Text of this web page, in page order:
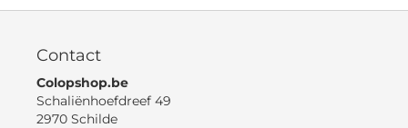
Contact
Colopshop.be
Schaliënhoefdreef 49
2970 Schilde